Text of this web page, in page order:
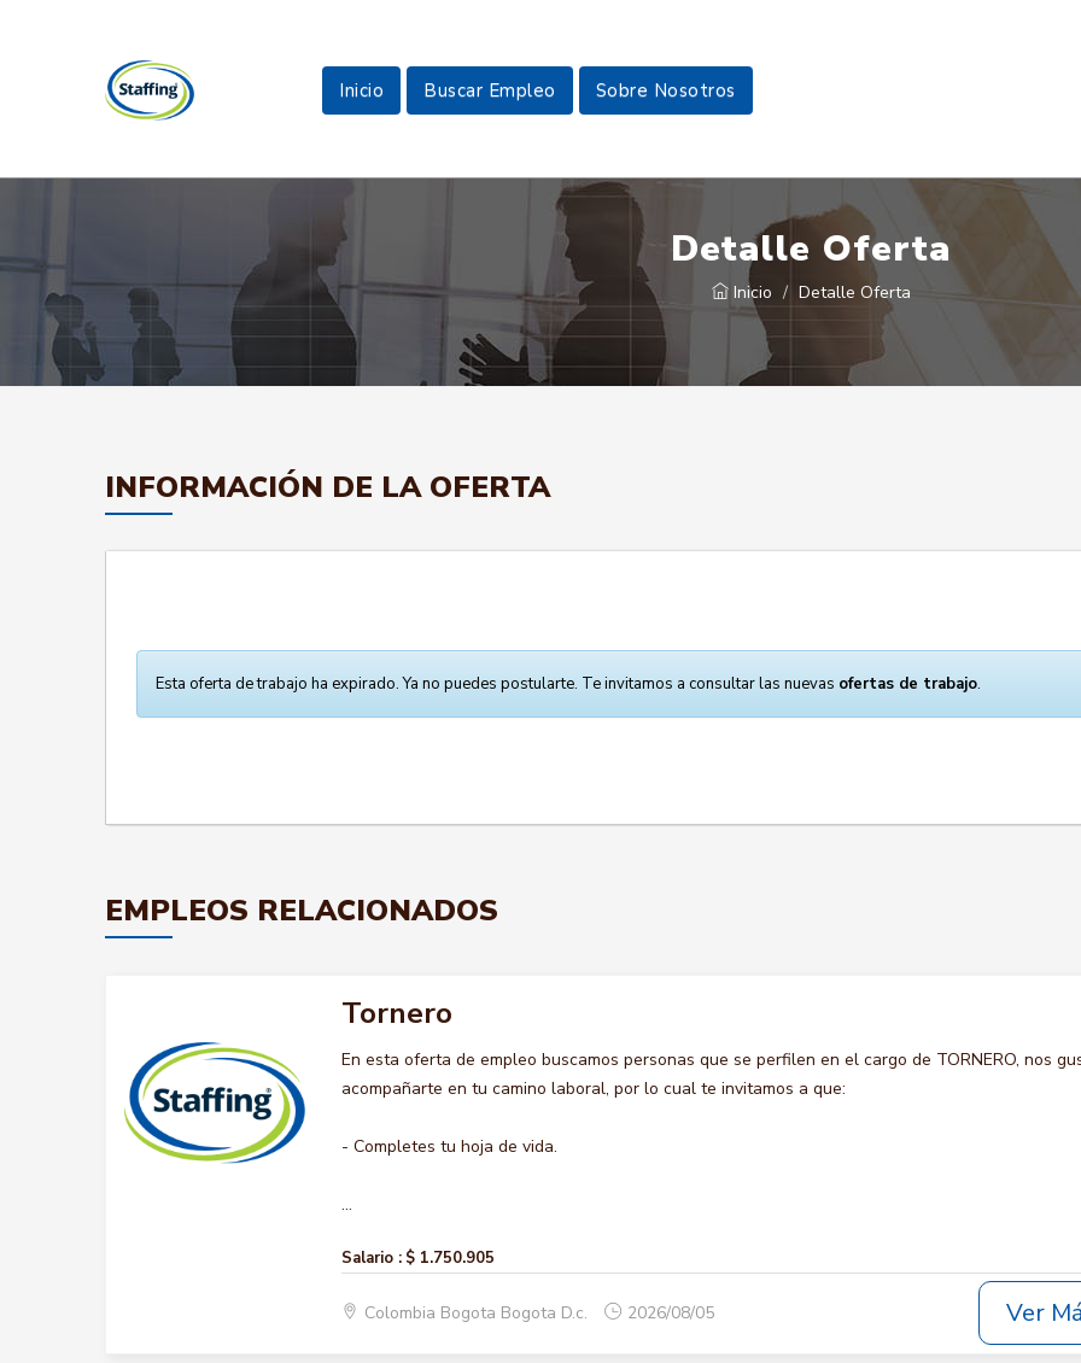
Inicio Buscar Empleo Sobre Nosotros
Detalle Oferta
Inicio Detalle Oferta
INFORMACIÓN DE LA OFERTA
Esta oferta de trabajo ha expirado. Ya no puedes postularte. Te invitamos a consultar las nuevas ofertas de trabajo.
EMPLEOS RELACIONADOS
Tornero
En esta oferta de empleo buscamos personas que se perfilen en el cargo de TORNERO, nos
acompañarte en tu camino laboral, por lo cual te invitamos a que:
- Completes tu hoja de vida.
...
Salario : $ 1.750.905
Colombia Bogota Bogota D.c. 2026/08/05 Ver